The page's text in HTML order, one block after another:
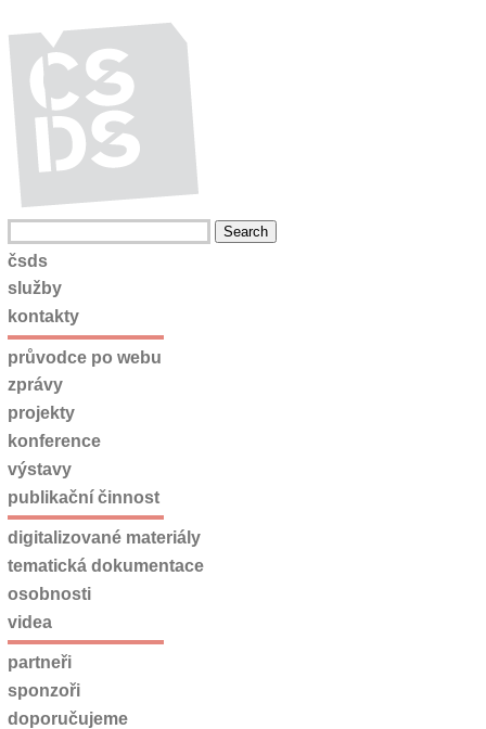
čsds
služby
kontakty
průvodce po webu
zprávy
projekty
konference
výstavy
publikační činnost
digitalizované materiály
tematická dokumentace
osobnosti
videa
partneři
sponzoři
doporučujeme